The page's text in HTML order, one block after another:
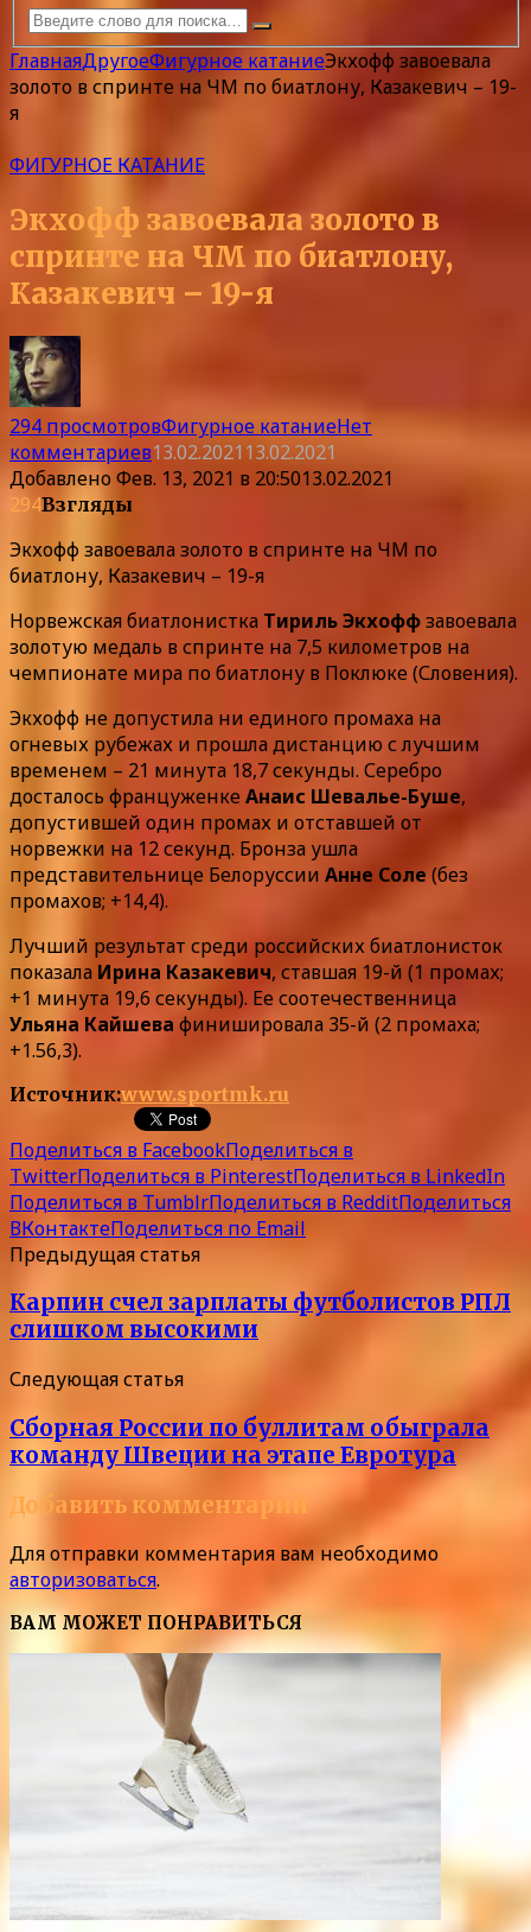
ГлавнаяДругоеФигурное катаниеЭкхофф завоевала
золото в спринте на ЧМ по биатлону, Казакевич – 19-
я
ФИГУРНОЕ КАТАНИЕ
Экхофф завоевала золото в
спринте на ЧМ по биатлону,
Казакевич – 19-я
294 просмотровФигурное катаниеНет
комментариев13.02.2021 13.02.2021
ДобавленоФев. 13, 2021 в 20:5013.02.2021
294Взгляды
Экхофф завоевала золото в спринте на ЧМ по
биатлону, Казакевич – 19-я
Норвежская биатлонистка Тириль Экхоффзавоевала
золотую медаль в спринте на 7,5 километров на
чемпионате мира по биатлону в Поклюке (Словения).
Экхофф не допустила ни единого промаха на
огневых рубежах и прошла дистанцию с лучшим
временем – 21 минута 18,7 секунды. Серебро
досталось француженкеАнаис Шевалье-Буше,
допустившей один промах и отставшей от
норвежки на 12 секунд. Бронза ушла
представительнице Белоруссии Анне Соле (без
промахов; +14,4).
Лучший результат среди российских биатлонисток
показала Ирина Казакевич, ставшая 19-й (1 промах;
+1 минута 19,6 секунды). Ее соотечественница
Ульяна Кайшева финишировала 35-й (2 промаха;
+1.56,3).
Источник:www.sportmk.ru
Поделиться в FacebookПоделиться в
TwitterПоделиться в PinterestПоделиться в LinkedIn
Поделиться в TumblrПоделиться в RedditПоделиться
ВКонтактеПоделиться по Email
Предыдущая статья
Карпин счел зарплаты футболистов РПЛ
слишком высокими
Следующая статья
Сборная России по буллитам обыграла
команду Швеции на этапе Евротура
Добавить комментарий
Для отправки комментария вам необходимо
авторизоваться.
ВАМ МОЖЕТ ПОНРАВИТЬСЯ